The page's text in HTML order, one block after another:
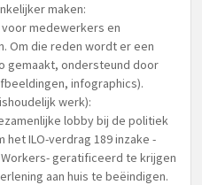
maken:
medewerkers en
Om die reden wordt er een
gemaakt, ondersteund door
infographics).
werk):
lobby bij de politiek
ILO-verdrag 189 inzake -
geratificeerd te krijgen
aan huis te beëindigen.